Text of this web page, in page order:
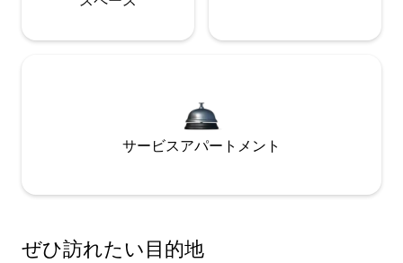
サービスアパートメント
ぜひ訪⁠れ⁠た⁠い目⁠的⁠地